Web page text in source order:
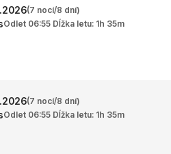
(7 nocí/8 dní)
Odlet 06:55 Dĺžka letu: 1h 35m
(7 nocí/8 dní)
Odlet 06:55 Dĺžka letu: 1h 35m